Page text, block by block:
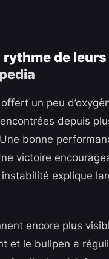
de
un peu
depuis
bonne
victoire
explique
encore plus
et le bullpen a